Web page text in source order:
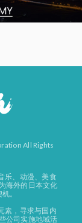
All Rights
乐、动漫、美食
海外的日本文化
。
素，寻求与国内
公司实施地域活